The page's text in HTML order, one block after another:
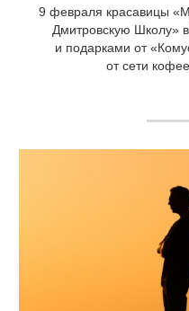
9 февраля красавицы
Дмитровскую Школу»
и подарками от
от сети